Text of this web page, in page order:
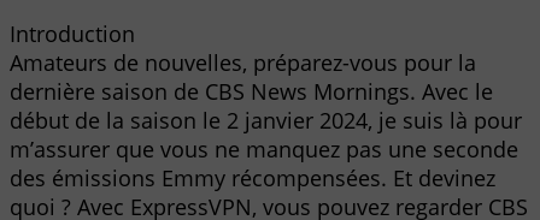
Introduction
Amateurs de nouvelles, préparez-vous pour la
dernière saison de CBS News Mornings. Avec le
début de la saison le 2 janvier 2024, je suis là pour
m’assurer que vous ne manquez pas une seconde
des émissions Emmy récompensées. Et devinez
quoi ? Avec ExpressVPN, vous pouvez regarder CBS